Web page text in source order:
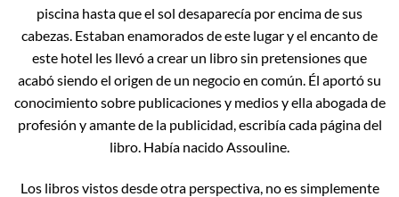
piscina hasta que el sol desaparecía por encima de sus
cabezas. Estaban enamorados de este lugar y el encanto de
este hotel les llevó a crear un libro sin pretensiones que
acabó siendo el origen de un negocio en común. Él aportó su
conocimiento sobre publicaciones y medios y ella abogada de
profesión y amante de la publicidad, escribía cada página del
libro. Había nacido Assouline.
Los libros vistos desde otra perspectiva, no es simplemente